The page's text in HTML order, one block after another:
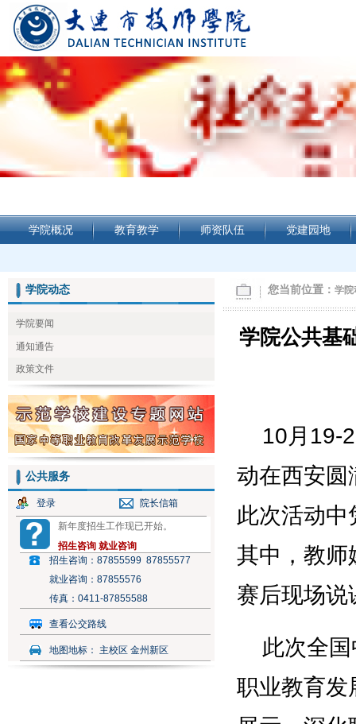
学院概况 教育教学 师资队伍 党建园地
学院动态
学院要闻
通知通告
政策文件
公共服务
登录 院长信箱
新年度招生工作现已开始。
招生咨询 就业咨询
招生咨询： 87855599 87855577
就业咨询： 87855576
传真： 0411-87855588
查看公交路线
地图地标： 主校区 金州新区
您当前位置： 学院
学院公共基